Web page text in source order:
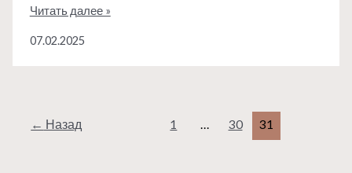
Локальные
разных
Читать далее »
07.02.2025
← Назад 1 … 30 31